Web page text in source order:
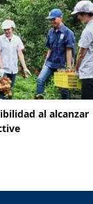
al alcanzar